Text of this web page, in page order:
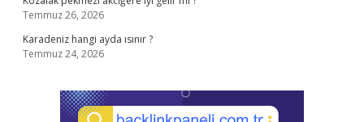
Temmuz 26, 2026
Karadeniz hangi ayda ısınır ?
Temmuz 24, 2026